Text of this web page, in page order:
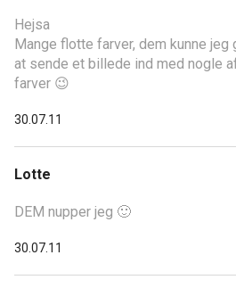
Hejsa
Mange flotte farver, dem kunne
at sende et billede ind med nogle
farver 😉
30.07.11
Lotte
DEM nupper jeg 🙂
30.07.11